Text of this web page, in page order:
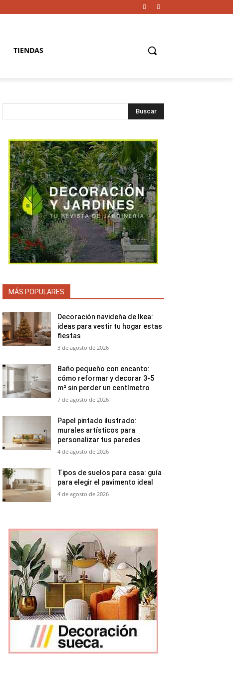
TIENDAS
Buscar
MÁS POPULARES
Decoración navideña de Ikea:
ideas para vestir tu hogar estas
fiestas
3 de agosto de 2026
Baño pequeño con encanto:
cómo reformar y decorar 3-5
m² sin perder un centímetro
7 de agosto de 2026
Papel pintado ilustrado:
murales artísticos para
personalizar tus paredes
4 de agosto de 2026
Tipos de suelos para casa: guía
para elegir el pavimento ideal
4 de agosto de 2026